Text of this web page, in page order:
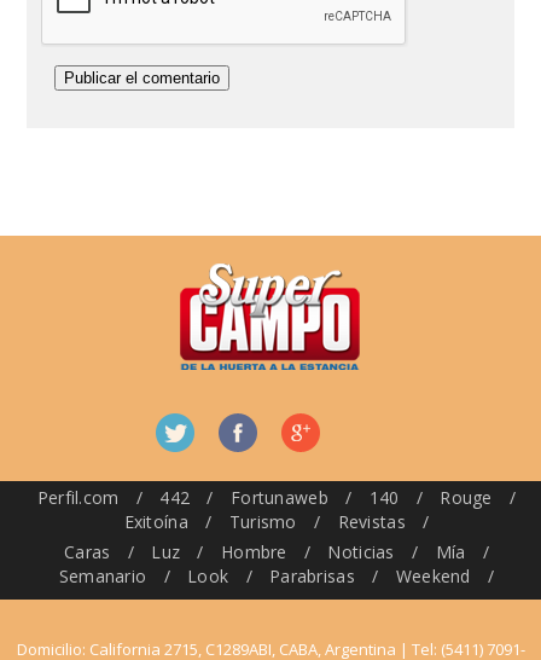
Perfil.com / 442 / Fortunaweb / 140 / Rouge
/
Exitoína
/ Turismo / Revistas
/
Caras
/ Luz / Hombre / Noticias / Mía
/
Semanario
/ Look / Parabrisas / Weekend /
Domicilio: California 2715, C1289ABI, CABA, Argentina | Tel: (5411) 7091-